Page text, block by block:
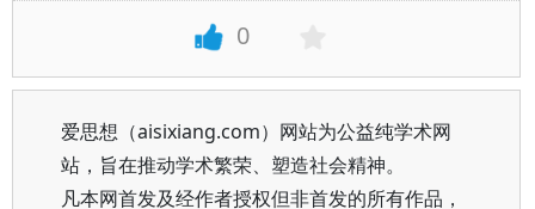
0
爱思想（aisixiang.com）网站为公益纯学术网
站，旨在推动学术繁荣、塑造社会精神。
凡本网首发及经作者授权但非首发的所有作品，